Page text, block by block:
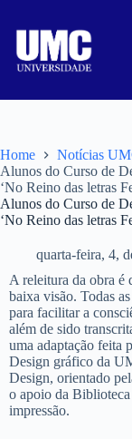
Home
Notícias
Alunos do Curso de
‘No Reino das letras
Alunos do Curso de
‘No Reino das letras
quarta-feira, 4,
A releitura da obra é
baixa visão. Todas
para facilitar a
além de sido
uma adaptação feita
Design gráfico da
Design, orientado
o apoio da
impressão.